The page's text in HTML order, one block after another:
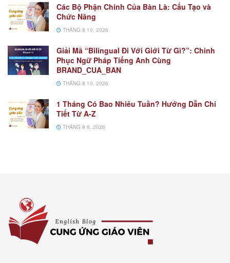
Các Bộ Phận Chính Của Bàn Là: Cấu Tạo và
Chức Năng
THÁNG 8 10, 2026
Giải Mã “Bilingual Đi Với Giới Từ Gì?”: Chinh
Phục Ngữ Pháp Tiếng Anh Cùng
BRAND_CUA_BAN
THÁNG 8 10, 2026
1 Tháng Có Bao Nhiêu Tuần? Hướng Dẫn Chi
Tiết Từ A-Z
THÁNG 8 9, 2026